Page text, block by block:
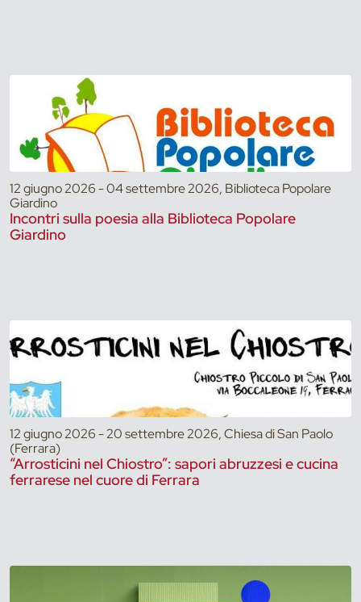
12 giugno 2026 - 04 settembre 2026, Biblioteca Popolare
Giardino
Incontri sulla poesia alla Biblioteca Popolare
Giardino
12 giugno 2026 - 20 settembre 2026, Chiesa di San Paolo
(Ferrara)
“Arrosticini nel Chiostro”: sapori abruzzesi e cucina
ferrarese nel cuore di Ferrara